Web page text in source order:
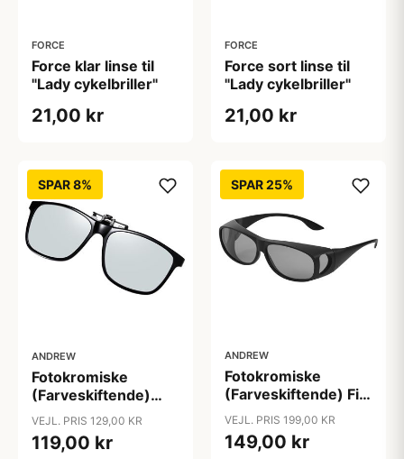
FORCE
Force klar linse til
"Lady cykelbriller"
21,00 kr
FORCE
Force sort linse til
"Lady cykelbriller"
21,00 kr
SPAR 8%
ANDREW
Fotokromiske
(Farveskiftende)
Clip on / Klips på /
Vip-op Solbriller
med TR90 stel
VEJL. PRIS 129,00 KR
119,00 kr
SPAR 25%
ANDREW
Fotokromiske
(Farveskiftende) Fit-
over Solbriller
"Universal" (Anti-
refleks)
VEJL. PRIS 199,00 KR
149,00 kr